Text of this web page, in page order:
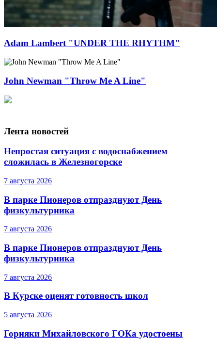
Adam Lambert "UNDER THE RHYTHM"
John Newman "Throw Me A Line"
Лента новостей
Непростая ситуация с водоснабжением
сложилась в Железногорске
7 августа 2026
В парке Пионеров отпразднуют День
физкультурника
7 августа 2026
В парке Пионеров отпразднуют День
физкультурника
7 августа 2026
В Курске оценят готовность школ
5 августа 2026
Горняки Михайловского ГОКа удостоены